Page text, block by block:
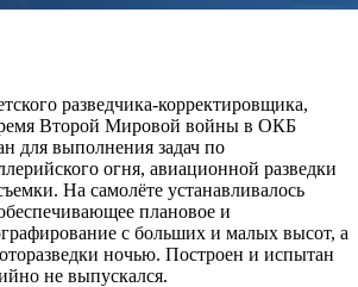
разведчика-корректировщика,
Второй Мировой войны в ОКБ
для выполнения задач по
огня, авиационной разведки
На самолёте устанавливалось
плановое и
с больших и малых высот, а
ночью. Построен и испытан
не выпускался.